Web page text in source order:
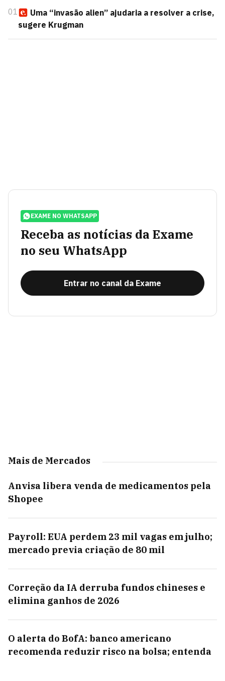
01
Uma “invasão alien” ajudaria a resolver a crise,
sugere Krugman
EXAME NO WHATSAPP
Receba as notícias da Exame
no seu WhatsApp
Entrar no canal da Exame
Mais de Mercados
Anvisa libera venda de medicamentos pela
Shopee
Payroll: EUA perdem 23 mil vagas em julho;
mercado previa criação de 80 mil
Correção da IA derruba fundos chineses e
elimina ganhos de 2026
O alerta do BofA: banco americano
recomenda reduzir risco na bolsa; entenda